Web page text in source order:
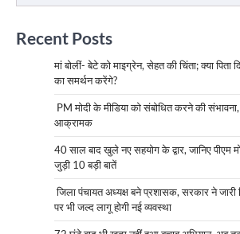
Recent Posts
मां बोलीं- बेटे को माइग्रेन, सेहत की चिंता; क्या
का समर्थन करेंगे?
PM मोदी के मीडिया को संबोधित करने की संभावना,
आक्रामक
40 साल बाद खुले नए सहयोग के द्वार, जानिए पीएम
जुड़ी 10 बड़ी बातें
जिला पंचायत अध्यक्ष बने प्रशासक, सरकार ने
पर भी जल्द लागू होगी नई व्यवस्था